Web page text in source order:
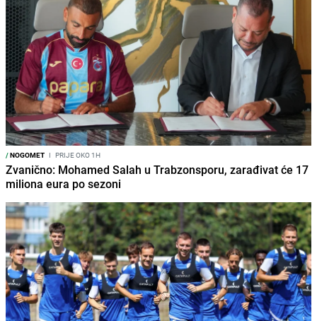
/NOGOMET I PRIJE OKO 1H
Zvanično: Mohamed Salah u Trabzonsporu, zarađivat će 17
miliona eura po sezoni